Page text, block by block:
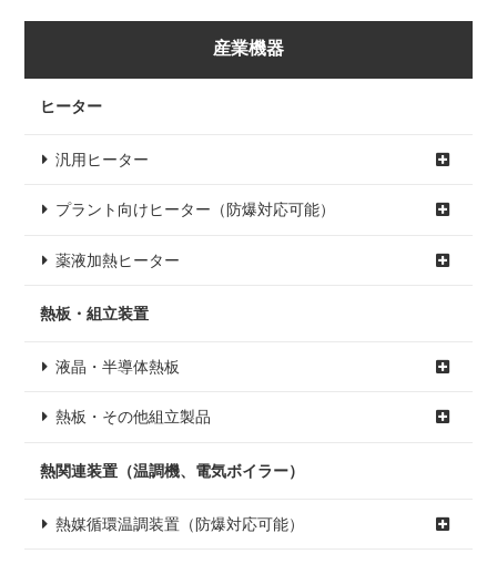
産業機器
ヒーター
汎用ヒーター
プラント向けヒーター（防爆対応可能）
薬液加熱ヒーター
熱板・組立装置
液晶・半導体熱板
熱板・その他組立製品
熱関連装置（温調機、電気ボイラー）
熱媒循環温調装置（防爆対応可能）